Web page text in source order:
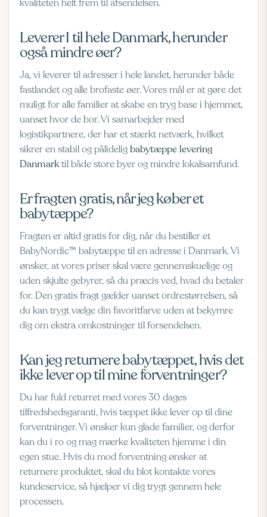
kvaliteten helt frem til afsendelsen.
Leverer I til hele Danmark, herunder
også mindre øer?
Ja, vi leverer til adresser i hele landet, herunder både
fastlandet og alle brofaste øer. Vores mål er at gøre det
muligt for alle familier at skabe en tryg base i hjemmet,
uanset hvor de bor. Vi samarbejder med
logistikpartnere, der har et stærkt netværk, hvilket
sikrer en stabil og pålidelig babytæppe levering
Danmarktil både store byer og mindre lokalsamfund.
Er fragten gratis, når jeg køber et
babytæppe?
Fragten er altid gratis for dig, når du bestiller et
BabyNordic™ babytæppe til en adresse i Danmark. Vi
ønsker, at vores priser skal være gennemskuelige og
uden skjulte gebyrer, så du præcis ved, hvad du betaler
for. Den gratis fragt gælder uanset ordrestørrelsen, så
du kan trygt vælge din favoritfarve uden at bekymre
dig om ekstra omkostninger til forsendelsen.
Kan jeg returnere babytæppet, hvis det
ikke lever op til mine forventninger?
Du har fuld returret med vores 30 dages
tilfredshedsgaranti, hvis tæppet ikke lever op til dine
forventninger. Vi ønsker kun glade familier, og derfor
kan du i ro og mag mærke kvaliteten hjemme i din
egen stue. Hvis du mod forventning ønsker at
returnere produktet, skal du blot kontakte vores
kundeservice, så hjælper vi dig trygt gennem hele
processen.